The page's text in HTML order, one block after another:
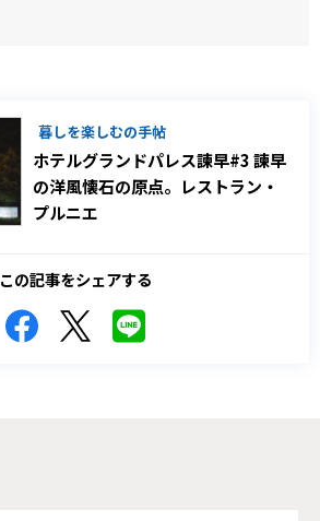
暮しを楽しむの手帖
ホテルグランドパレス諫早#3 諫早
の洋風懐石の原点。レストラン・
プルニエ
この記事をシェアする